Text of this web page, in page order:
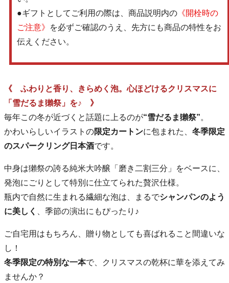
●ギフトとしてご利用の際は、商品説明内の 《開栓時の
ご注意》
を必ずご確認のうえ、先方にも商品の特性をお
伝えください。
《 ふわりと香り、きらめく泡。心ほどけるクリスマスに
「雪だるま獺祭」を♪ 》
毎年この冬が近づくと話題に上るのが“雪だるま獺祭”。
かわいらしいイラストの限定カートンに包まれた、 冬季限定
のスパークリング日本酒です。
中身は獺祭の誇る純米大吟醸「磨き二割三分」をベースに、
発泡にごりとして特別に仕立てられた贅沢仕様。
瓶内で自然に生まれる繊細な泡は、まるでシャンパンのよう
に美しく
、季節の演出にもぴったり♪
ご自宅用はもちろん、贈り物としても喜ばれること間違いな
し！
冬季限定の特別な一本で、クリスマスの乾杯に華を添えてみ
ませんか？